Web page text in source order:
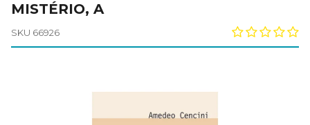
MISTÉRIO, A
SKU 66926